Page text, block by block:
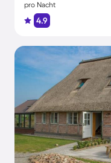
pro Nacht
4.9